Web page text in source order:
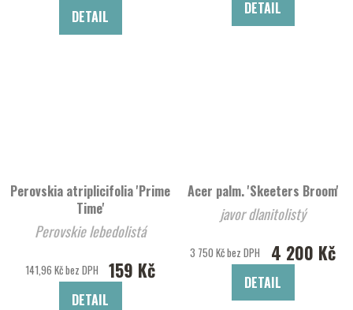
DETAIL DETAIL
Perovskia atriplicifolia 'Prime
Time'
Perovskie lebedolistá
141,96 Kč bez DPH 159 Kč
DETAIL
Acer palm. 'Skeeters Broom'
javor dlanitolistý
3 750 Kč bez DPH 4 200 Kč
DETAIL